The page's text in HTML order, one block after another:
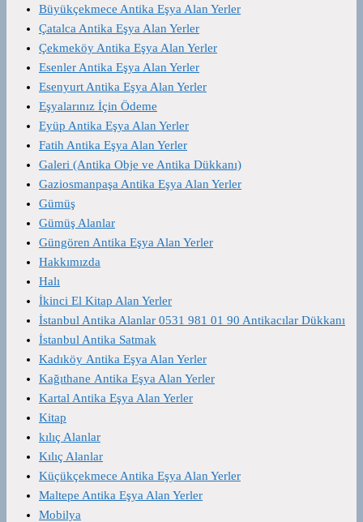
Büyükçekmece Antika Eşya Alan Yerler
Çatalca Antika Eşya Alan Yerler
Çekmeköy Antika Eşya Alan Yerler
Esenler Antika Eşya Alan Yerler
Esenyurt Antika Eşya Alan Yerler
Eşyalarınız İçin Ödeme
Eyüp Antika Eşya Alan Yerler
Fatih Antika Eşya Alan Yerler
Galeri (Antika Obje ve Antika Dükkanı)
Gaziosmanpaşa Antika Eşya Alan Yerler
Gümüş
Gümüş Alanlar
Güngören Antika Eşya Alan Yerler
Hakkımızda
Halı
İkinci El Kitap Alan Yerler
İstanbul Antika Alanlar 0531 981 01 90 Antikacılar Dükkanı
İstanbul Antika Satmak
Kadıköy Antika Eşya Alan Yerler
Kağıthane Antika Eşya Alan Yerler
Kartal Antika Eşya Alan Yerler
Kitap
kılıç Alanlar
Kılıç Alanlar
Küçükçekmece Antika Eşya Alan Yerler
Maltepe Antika Eşya Alan Yerler
Mobilya